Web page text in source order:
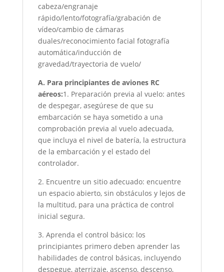
cabeza/engranaje
rápido/lento/fotografía/grabación de
vídeo/cambio de cámaras
duales/reconocimiento facial fotografía
automática/inducción de
gravedad/trayectoria de vuelo/
A. Para principiantes de aviones RC
aéreos:1. Preparación previa al vuelo: antes
de despegar, asegúrese de que su
embarcación se haya sometido a una
comprobación previa al vuelo adecuada,
que incluya el nivel de batería, la estructura
de la embarcación y el estado del
controlador.
2. Encuentre un sitio adecuado: encuentre
un espacio abierto, sin obstáculos y lejos de
la multitud, para una práctica de control
inicial segura.
3. Aprenda el control básico: los
principiantes primero deben aprender las
habilidades de control básicas, incluyendo
despegue, aterrizaje, ascenso, descenso,